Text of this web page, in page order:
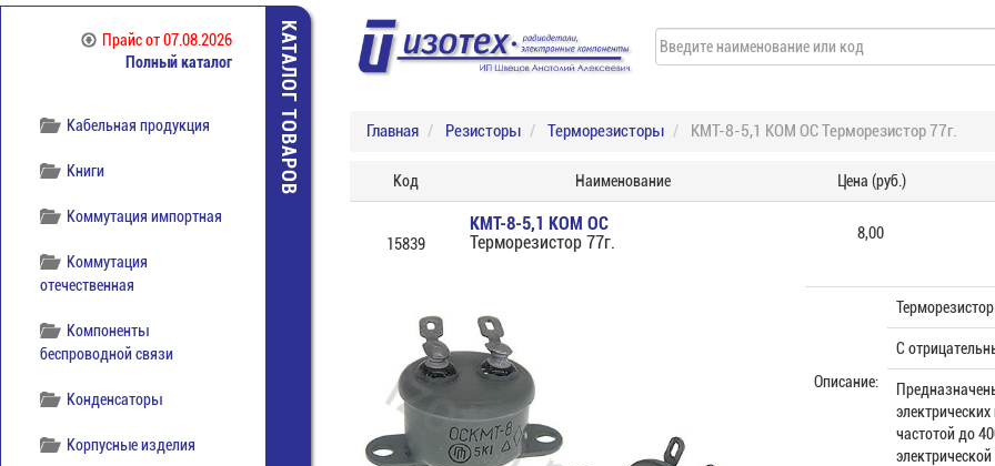
Прайсот 07.08.2026
Полный каталог
Инструмент
Кабельная продукция
Книги
Коммутация импортная
Коммутация
отечественная
Компоненты
беспроводной связи
Конденсаторы
Корпусные изделия
КАТАЛОГ ТОВАРОВ Главная Резисторы Терморезисторы КМТ-8-5,1 КОМ ОС Терморезистор 77г.
Код Наименование Цена (руб.)
15839
КМТ-8-5,1 КОМ ОС
Терморезистор 77г.
8,00
Описание:
С
частотой до